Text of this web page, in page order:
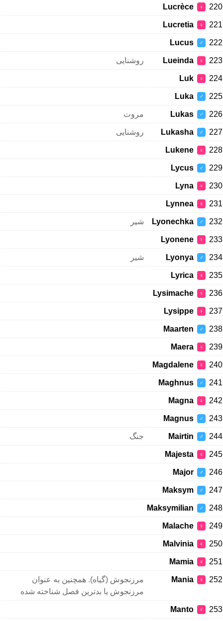
220
♀
Lucrèce
221
♀
Lucretia
222
♂
Lucus
223
♀
Lueinda روشنایی
224
♀
Luk
225
♂
Luka
226
♂
Lukas مروت
227
♂
Lukasha روشنایی
228
♀
Lukene
229
♂
Lycus
230
♀
Lyna
231
♀
Lynnea
232
♂
Lyonechka شیر
233
♀
Lyonene
234
♂
Lyonya شیر
235
♀
Lyrica
236
♀
Lysimache
237
♀
Lysippe
238
♂
Maarten
239
♀
Maera
240
♀
Magdalene
241
♂
Maghnus
242
♀
Magna
243
♂
Magnus
244
♂
Mairtin جنگ
245
♀
Majesta
246
♂
Major
247
♂
Maksym
248
♂
Maksymilian
249
♀
Malache
250
♀
Malvinia
251
♀
Mamia
252
♀
Mania
مرزنجوش (گیاه). همچنین به عنوان
مرزنجوش یا بدترین فصل شناخته شده
253
♀
Manto